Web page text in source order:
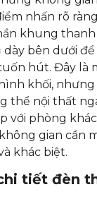
nhấn rõ
khung
bên dưới
hút. Đây là
khối,
thể nội thất
với phòng
gian cần
khác biệt.
tiết đèn